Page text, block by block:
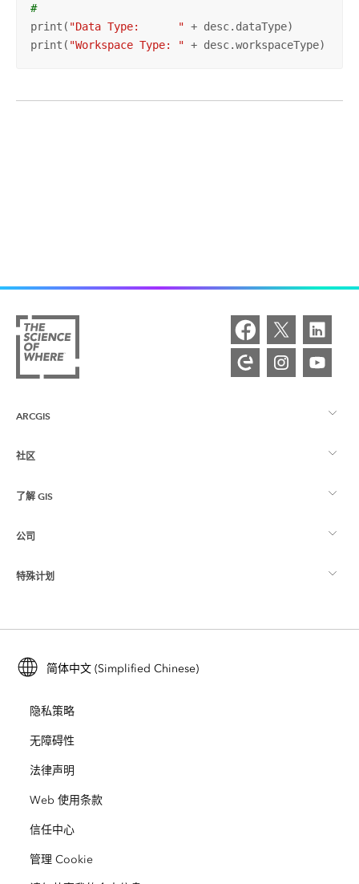
#
print( "Data Type:      " + desc.dataType)
print( "Workspace Type: " + desc.workspaceType)
ARCGIS
ArcGIS 概览
制图
Esri Store
社区
Esri 社区
ArcGIS 博客
Esri 年轻专家关系网
了解 GIS
什么是 GIS？
位置智能
培训
ArcUser
ArcNews
ArcWatch
Esri 视频
公司
关于 Esri
招贤纳士
开放视野
业务行为准则
特殊计划
ArcGIS for Student Use
保护
教育
简体中文 (Simplified Chinese)
隐私策略
无障碍性
法律声明
Web 使用条款
信任中心
管理 Cookie